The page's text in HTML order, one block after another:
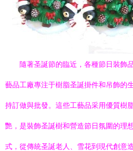
隨著圣誕節的臨近，各種節日裝飾
藝品工廠專注于樹脂圣誕掛件和吊飾的
持訂做與批發。這些工藝品采用優質樹
艷，是裝飾圣誕樹和營造節日氛圍的理
式，從傳統圣誕老人、雪花到現代創意